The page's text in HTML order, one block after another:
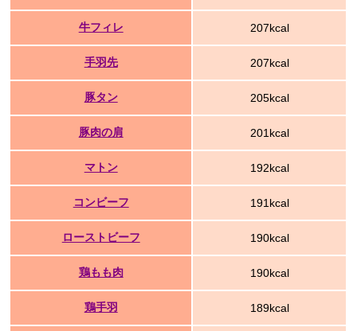
牛フィレ 207kcal
手羽先 207kcal
豚タン 205kcal
豚肉の肩 201kcal
マトン 192kcal
コンビーフ 191kcal
ローストビーフ 190kcal
鶏もも肉 190kcal
鶏手羽 189kcal